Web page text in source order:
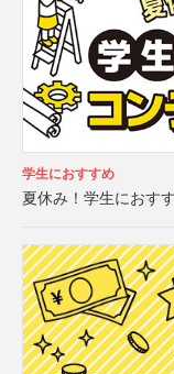
学生におすすめ
夏休み！学生におす